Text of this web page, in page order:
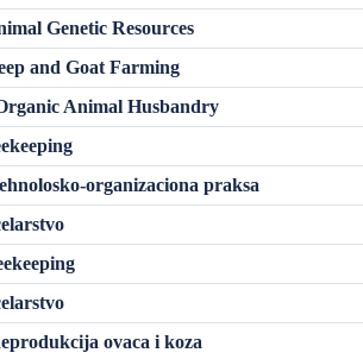
Genetic Resources
and Goat Farming
Animal Husbandry
organizaciona praksa
ovaca i koza